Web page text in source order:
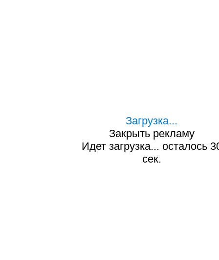
Загрузка...
Закрыть рекламу
Идет загрузка... осталось
сек.